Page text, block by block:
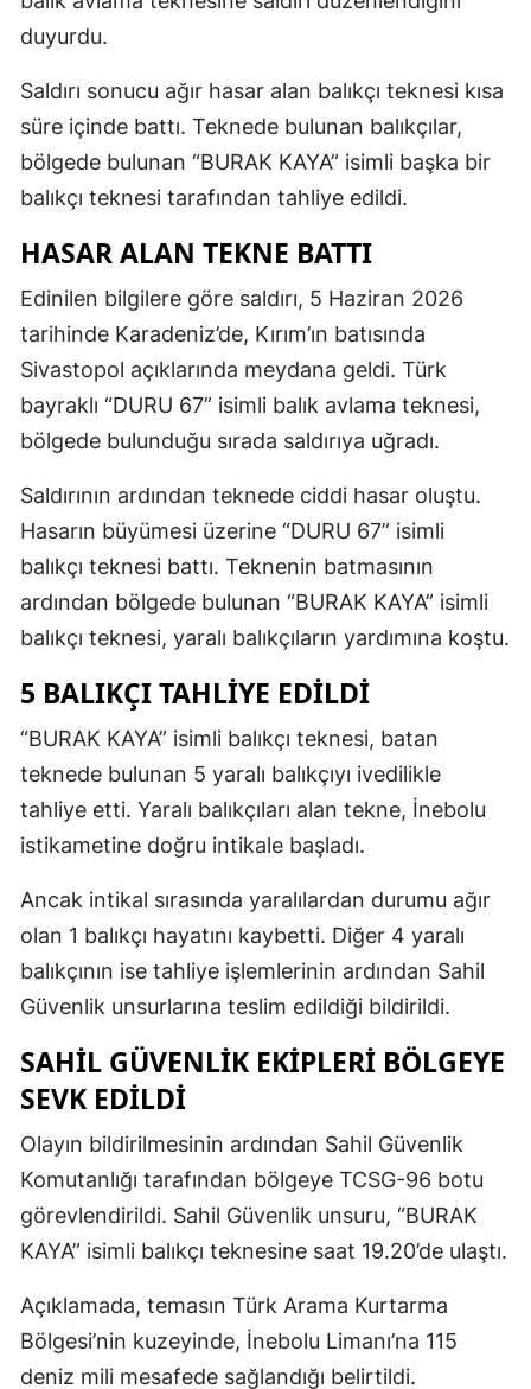
duyurdu.
Saldırı sonucu ağır hasar alan balıkçı teknesi kısa
süre içinde battı. Teknede bulunan balıkçılar,
bölgede bulunan “BURAK KAYA” isimli başka bir
balıkçı teknesi tarafından tahliye edildi.
HASAR ALAN TEKNE BATTI
Edinilen bilgilere göre saldırı, 5 Haziran 2026
tarihinde Karadeniz’de, Kırım’ın batısında
Sivastopol açıklarında meydana geldi. Türk
bayraklı “DURU 67” isimli balık avlama teknesi,
bölgede bulunduğu sırada saldırıya uğradı.
Saldırının ardından teknede ciddi hasar oluştu.
Hasarın büyümesi üzerine “DURU 67” isimli
balıkçı teknesi battı. Teknenin batmasının
ardından bölgede bulunan “BURAK KAYA” isimli
balıkçı teknesi, yaralı balıkçıların yardımına koştu.
5 BALIKÇI TAHLİYE EDİLDİ
“BURAK KAYA” isimli balıkçı teknesi, batan
teknede bulunan 5 yaralı balıkçıyı ivedilikle
tahliye etti. Yaralı balıkçıları alan tekne, İnebolu
istikametine doğru intikale başladı.
Ancak intikal sırasında yaralılardan durumu ağır
olan 1 balıkçı hayatını kaybetti. Diğer 4 yaralı
balıkçının ise tahliye işlemlerinin ardından Sahil
Güvenlik unsurlarına teslim edildiği bildirildi.
SAHİL GÜVENLİK EKİPLERİ BÖLGEYE
SEVK EDİLDİ
Olayın bildirilmesinin ardından Sahil Güvenlik
Komutanlığı tarafından bölgeye TCSG-96 botu
görevlendirildi. Sahil Güvenlik unsuru, “BURAK
KAYA” isimli balıkçı teknesine saat 19.20’de ulaştı.
Açıklamada, temasın Türk Arama Kurtarma
Bölgesi’nin kuzeyinde, İnebolu Limanı’na 115
deniz mili mesafede sağlandığı belirtildi.